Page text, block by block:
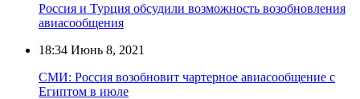
Россия и Турция обсудили возможность возобновления
авиасообщения
18:34 Июнь 8, 2021
СМИ: Россия возобновит чартерное авиасообщение с
Египтом в июле